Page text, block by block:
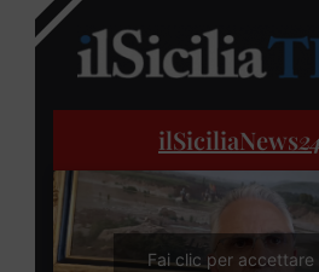
ilSiciliaNews
Fai clic per accettare